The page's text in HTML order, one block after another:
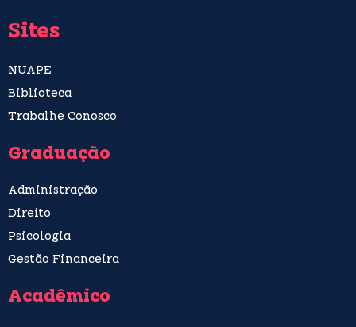
Sites
NUAPE
Biblioteca
Trabalhe Conosco
Graduação
Administração
Direito
Psicologia
Gestão Financeira
Acadêmico